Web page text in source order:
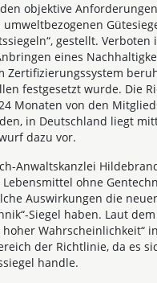
objektive
umweltbezogenen
gestellt.
eines
Zertifizierungssystem
festgesetzt wurde. Die
Monaten von den
in Deutschland liegt
dazu vor.
Anwaltskanzlei
ohne
Auswirkungen die
Siegel haben. Laut
hoher Wahrscheinlichkeit“
der Richtlinie, da es
handle.